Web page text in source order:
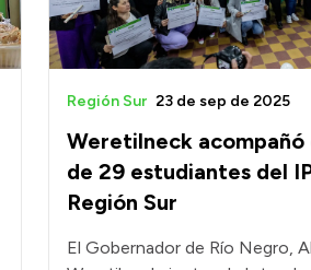
Weretilneck acompañó
de 29 estudiantes del
Región Sur
Región Sur 23 de sep de 2025
El Gobernador de Río Negro,